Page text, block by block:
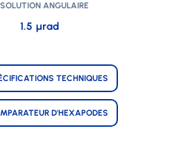
ANGULAIRE
1.5 µrad
TECHNIQUES
D'HEXAPODES